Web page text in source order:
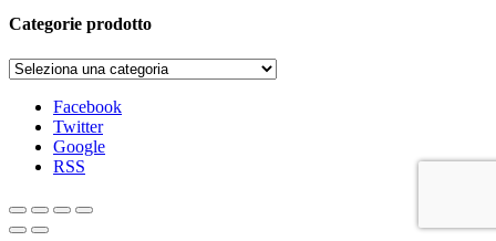
Categorie prodotto
Facebook
Twitter
Google
RSS